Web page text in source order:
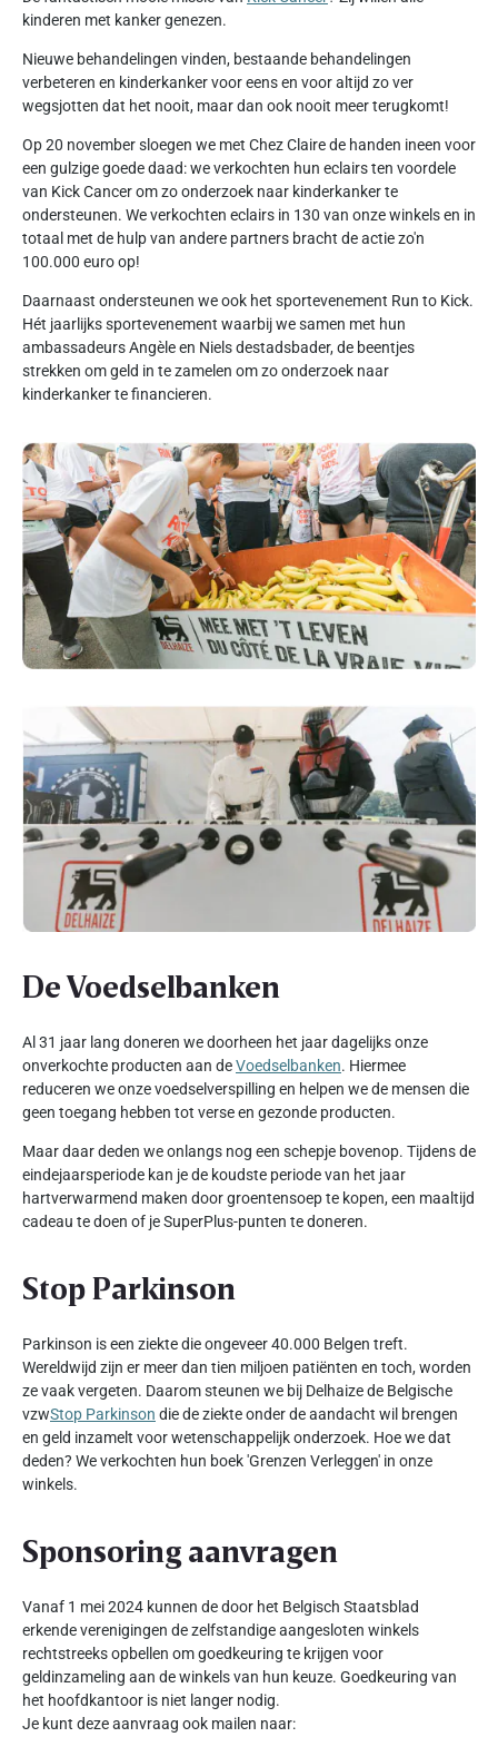
kinderen met kanker genezen.
Nieuwe behandelingen vinden, bestaande behandelingen
verbeteren en kinderkanker voor eens en voor altijd zo ver
wegsjotten dat het nooit, maar dan ook nooit meer terugkomt!
Op 20 november sloegen we met Chez Claire de handen ineen voor
een gulzige goede daad: we verkochten hun eclairs ten voordele
van Kick Cancer om zo onderzoek naar kinderkanker te
ondersteunen. We verkochten eclairs in 130 van onze winkels en in
totaal met de hulp van andere partners bracht de actie zo'n
100.000 euro op!
Daarnaast ondersteunen we ook het sportevenement Run to Kick.
Hét jaarlijks sportevenement waarbij we samen met hun
ambassadeurs Angèle en Niels destadsbader, de beentjes
strekken om geld in te zamelen om zo onderzoek naar
kinderkanker te financieren.
De Voedselbanken
Al 31 jaar lang doneren we doorheen het jaar dagelijks onze
onverkochte producten aan deVoedselbanken. Hiermee
reduceren we onze voedselverspilling en helpen we de mensen die
geen toegang hebben tot verse en gezonde producten.
Maar daar deden we onlangs nog een schepje bovenop. Tijdens de
eindejaarsperiode kan je de koudste periode van het jaar
hartverwarmend maken door groentensoep te kopen, een maaltijd
cadeau te doen of je SuperPlus-punten te doneren.
Stop Parkinson
Parkinson is een ziekte die ongeveer 40.000 Belgen treft.
Wereldwijd zijn er meer dan tien miljoen patiënten en toch, worden
ze vaak vergeten. Daarom steunen we bij Delhaize de Belgische
vzwStop Parkinson die de ziekte onder de aandacht wil brengen
en geld inzamelt voor wetenschappelijk onderzoek. Hoe we dat
deden? We verkochten hun boek 'Grenzen Verleggen' in onze
winkels.
Sponsoring aanvragen
Vanaf 1 mei 2024 kunnen de door het Belgisch Staatsblad
erkende verenigingen de zelfstandige aangesloten winkels
rechtstreeks opbellen om goedkeuring te krijgen voor
geldinzameling aan de winkels van hun keuze. Goedkeuring van
het hoofdkantoor is niet langer nodig.
Je kunt deze aanvraag ook mailen naar: